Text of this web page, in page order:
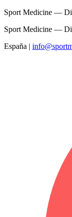
Sport Medicine —
Sport Medicine —
España |